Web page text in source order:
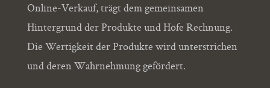
Online-Verkauf, trägt dem gemeinsamen
Hintergrund der Produkte und Höfe Rechnung.
Die Wertigkeit der Produkte wird unterstrichen
und deren Wahrnehmung gefördert.